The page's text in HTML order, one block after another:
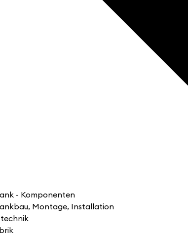
- Komponenten
Montage, Installation